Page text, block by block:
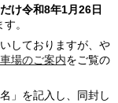
け令和8年1月26日
。
しておりますが、や
場のご案内をご覧の
」を記入し、同封し